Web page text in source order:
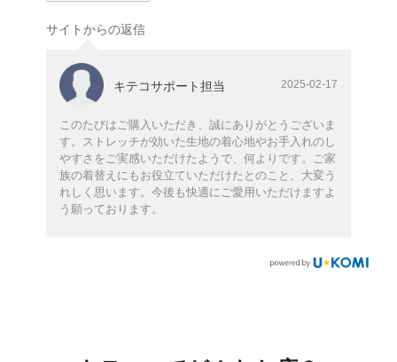
サイトからの返信
キテコサポート担当 2025-02-17
このたびはご購入いただき、誠にありがとうございま
す。ストレッチが効いた生地の着心地やお手入れのし
やすさをご実感いただけたようで、何よりです。ご家
族の着替えにもお役立ていただけたとのこと、大変う
れしく思います。今後も快適にご愛用いただけますよ
う願っております。